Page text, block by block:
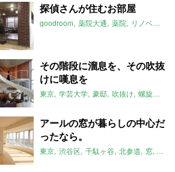
探偵さんが住むお部屋
goodroom 薬院大通 薬院 リノベーション
その階段に溜息を、その吹抜
けに嘆息を
東京 学芸大学 豪邸 吹抜け 螺旋階段
アールの窓が暮らしの中心だ
ったなら。
東京 渋谷区 千駄ヶ谷 北参道 窓 代々木